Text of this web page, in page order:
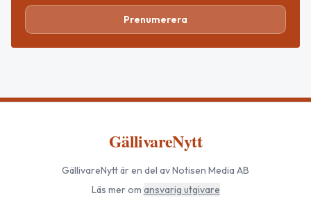
Prenumerera
GällivareNytt
GällivareNyttär en del av Notisen Media AB
Läs mer om ansvarig utgivare